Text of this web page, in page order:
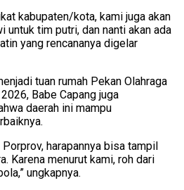
kabupaten/kota, kami juga akan
untuk tim putri, dan nanti akan ada
yang rencananya digelar
tuan rumah Pekan Olahraga
Babe Capang juga
daerah ini mampu
harapannya bisa tampil
Karena menurut kami, roh dari
ungkapnya.